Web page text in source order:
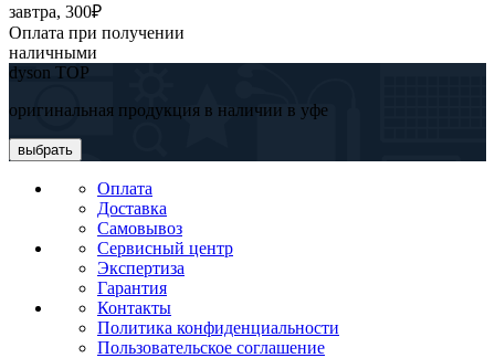
завтра, 300₽
Оплата при получении
наличными
dyson TOP
оригинальная продукция в наличии в уфе
выбрать
Оплата
Доставка
Самовывоз
Сервисный центр
Экспертиза
Гарантия
Контакты
Политика конфиденциальности
Пользовательское соглашение